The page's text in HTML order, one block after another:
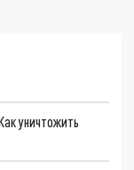
уничтожить